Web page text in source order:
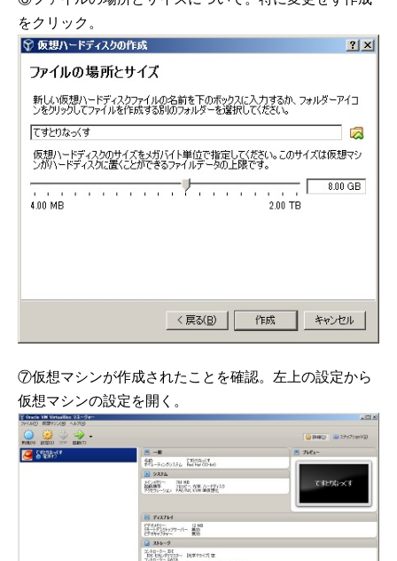
をクリック。
⑦仮想マシンが作成されたことを確認。左上の設定から
仮想マシンの設定を開く。